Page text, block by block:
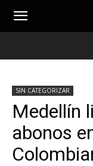
SIN CATEGORIZAR
Medellín
abonos